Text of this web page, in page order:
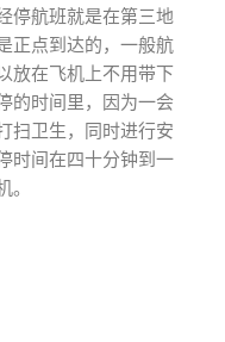
停航班就是在第三地
正点到达的，一般航
放在飞机上不用带下
的时间里，因为一会
扫卫生，同时进行安
时间在四十分钟到一